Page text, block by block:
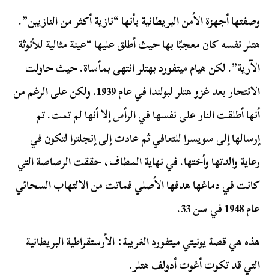
وصفتها أجهزة الأمن البريطانية بأنها “نازية أكثر من النازيين”.
هتلر نفسه كان معجبًا بها حيث أطلق عليها “عينة مثالية للأنوثة
الآرية”. لكن هيام ميتفورد بهتلر انتهى بمأساة. حيث حاولت
الانتحار بعد غزو هتلر لبولندا في عام 1939. ولكن على الرغم من
أنها أطلقت النار على نفسها في الرأس إلا أنها لم تمت. تم
إرسالها إلى سويسرا للتعافي ثم عادت إلى إنجلترا لتكون في
رعاية والدتها وأختها. في نهاية المطاف، حققت الرصاصة التي
كانت في دماغها هدفها الأصلي فماتت من الالتهاب السحائي
عام 1948 في سن 33.
هذه هي قصة يونيتي ميتفورد الغريبة: الأرستقراطية البريطانية
التي قد تكوت أغوت أدولف هتلر.